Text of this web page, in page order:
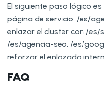
El siguiente paso lógico
página de servicio: /es/
enlazar el cluster con /
/es/agencia-seo, /es/
reforzar el enlazado
FAQ